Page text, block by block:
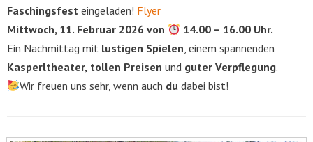
Faschingsfest eingeladen! Flyer
Mittwoch, 11. Februar 2026 von
14.00 – 16.00 Uhr.
Ein Nachmittag mit lustigen Spielen, einem spannenden
Kasperltheater, tollen Preisen und guter Verpflegung.
Wir freuen uns sehr, wenn auch du dabei bist!